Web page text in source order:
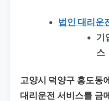
법인 대리운
기
스
고양시 덕양구 흥도동
대리운전 서비스를 금